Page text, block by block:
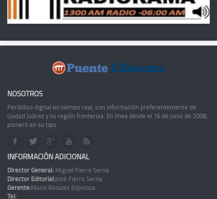
NOSOTROS
Periódico digital en tiempo real, con información preferentemente de
ciudad Juárez y su región fronteriza. En línea desde el 16 de junio de 2008,
pionero en su tipo.
INFORMACIÓN ADICIONAL
Director General: Miguel Fierro Serna
Director Editorial:José Fierro Serna
Gerente:Mario Rosales Espinoza
Tel: